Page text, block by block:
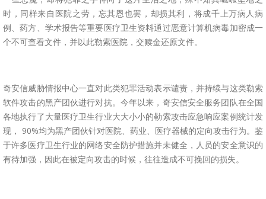
时，同样来自医院之劳，忘其恩也罢，却损其利，将成千上万病人病
例、药方、学术报告等重要医疗卫生资料通过恶意计算机病毒加密成一
个不可查看文件，并以此勒索医院，交赎金还原文件。
奇安信威胁情报中心一直对此类犯罪活动表示谴责，并持续与这类勒索
软件攻击的黑产团伙进行对抗。今年以来，奇安信安全服务团队在全国
各地执行了大量医疗卫生行业大大小小的勒索攻击应急响应案例统计发
现， 90%均为黑产团伙针对医院、药业、医疗器械的定向攻击行为。鉴
于许多医疗卫生行业的网络安全防护措施并未健全，人员的安全意识的
有待加强，因此在被定向攻击的时候，往往造成不可挽回的损失。